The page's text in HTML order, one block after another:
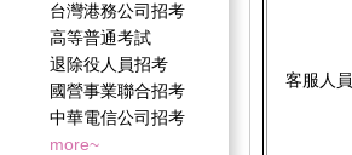
台灣港務公司招考
高等普通考試
退除役人員招考
國營事業聯合招考
中華電信公司招考
more~
客服人員